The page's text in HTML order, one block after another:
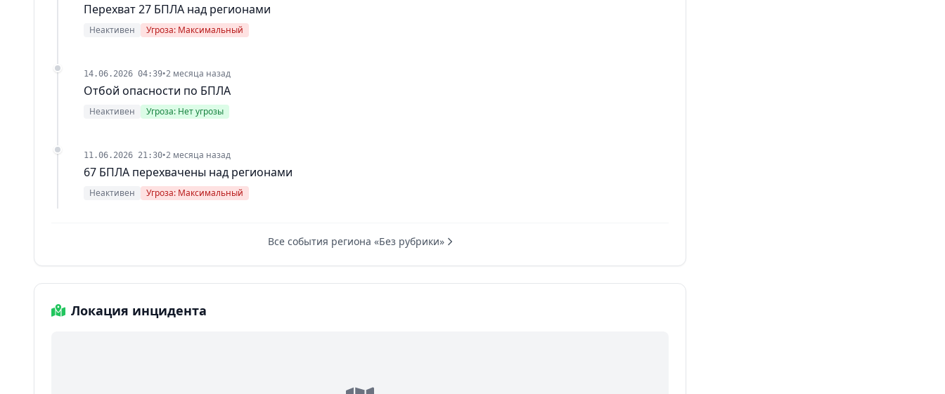
Перехват 27 БПЛА над регионами
Неактивен Угроза: Максимальный
14.06.2026 04:39•2 месяца назад
Отбой опасности по БПЛА
Неактивен Угроза: Нет угрозы
11.06.2026 21:30•2 месяца назад
67 БПЛА перехвачены над регионами
Неактивен Угроза: Максимальный
Все события региона «Без рубрики»
Локация инцидента